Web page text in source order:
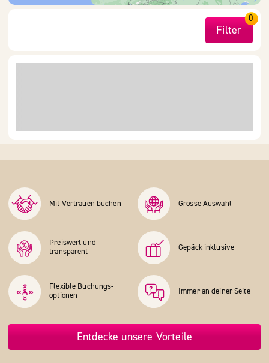
Filter
0
Mit Vertrauen buchen Grosse Auswahl
Preiswert und
transparent
Gepäck inklusive
Flexible Buchungs­
optionen
Immer an deiner Seite
Entdecke unsere Vorteile